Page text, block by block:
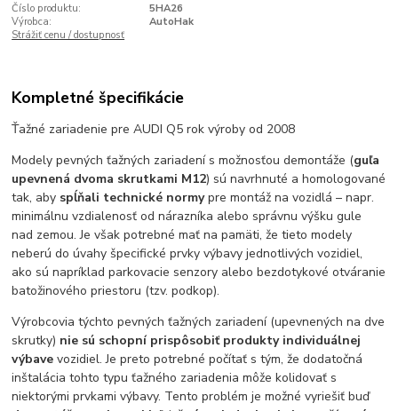
Číslo produktu:
5HA26
Výrobca:
AutoHak
Strážiť cenu / dostupnosť
Kompletné špecifikácie
Ťažné zariadenie pre AUDI Q5 rok výroby od 2008
Modely pevných ťažných zariadení s možnosťou demontáže (guľa
upevnená dvoma skrutkami M12) sú navrhnuté a homologované
tak, aby spĺňali technické normypre montáž na vozidlá – napr.
minimálnu vzdialenosť od nárazníka alebo správnu výšku gule
nad zemou. Je však potrebné mať na pamäti, že tieto modely
neberú do úvahy špecifické prvky výbavy jednotlivých vozidiel,
ako sú napríklad parkovacie senzory alebo bezdotykové otváranie
batožinového priestoru (tzv. podkop).
Výrobcovia týchto pevných ťažných zariadení (upevnených na dve
skrutky) nie sú schopní prispôsobiť produkty individuálnej
výbavevozidiel. Je preto potrebné počítať s tým, že dodatočná
inštalácia tohto typu ťažného zariadenia môže kolidovať s
niektorými prvkami výbavy. Tento problém je možné vyriešiť buď